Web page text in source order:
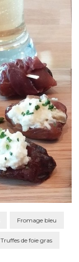
Fromage bleu
Truffes de foie gras